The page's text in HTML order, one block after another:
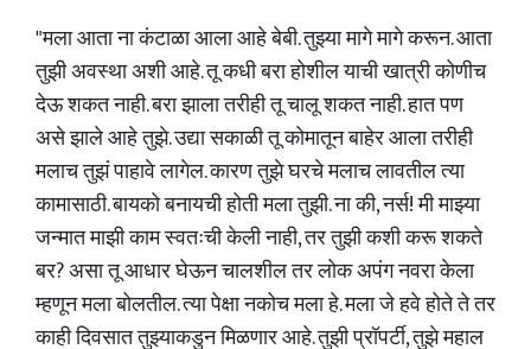
"मला आता ना कंटाळा आला आहे बेबी. तुझ्या मागे मागे करून. आता
तुझी अवस्था अशी आहे. तू कधी बरा होशील याची खात्री कोणीच
देऊ शकत नाही. बरा झाला तरीही तू चालू शकत नाही. हात पण
असे झाले आहे तुझे. उद्या सकाळी तू कोमातून बाहेर आला तरीही
मलाच तुझं पाहावे लागेल. कारण तुझे घरचे मलाच लावतील त्या
कामासाठी. बायको बनायची होती मला तुझी. ना की, नर्स! मी माझ्या
जन्मात माझी काम स्वतःची केली नाही, तर तुझी कशी करू शकते
बर? असा तू आधार घेऊन चालशील तर लोक अपंग नवरा केला
म्हणून मला बोलतील. त्या पेक्षा नकोच मला हे. मला जे हवे होते ते तर
काही दिवसात तुझ्याकडुन मिळणार आहे. तुझी प्रॉपर्टी, तुझे महाल